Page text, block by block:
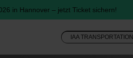
in Hannover – jetzt Ticket sichern!
IAA TRANSPORTATION